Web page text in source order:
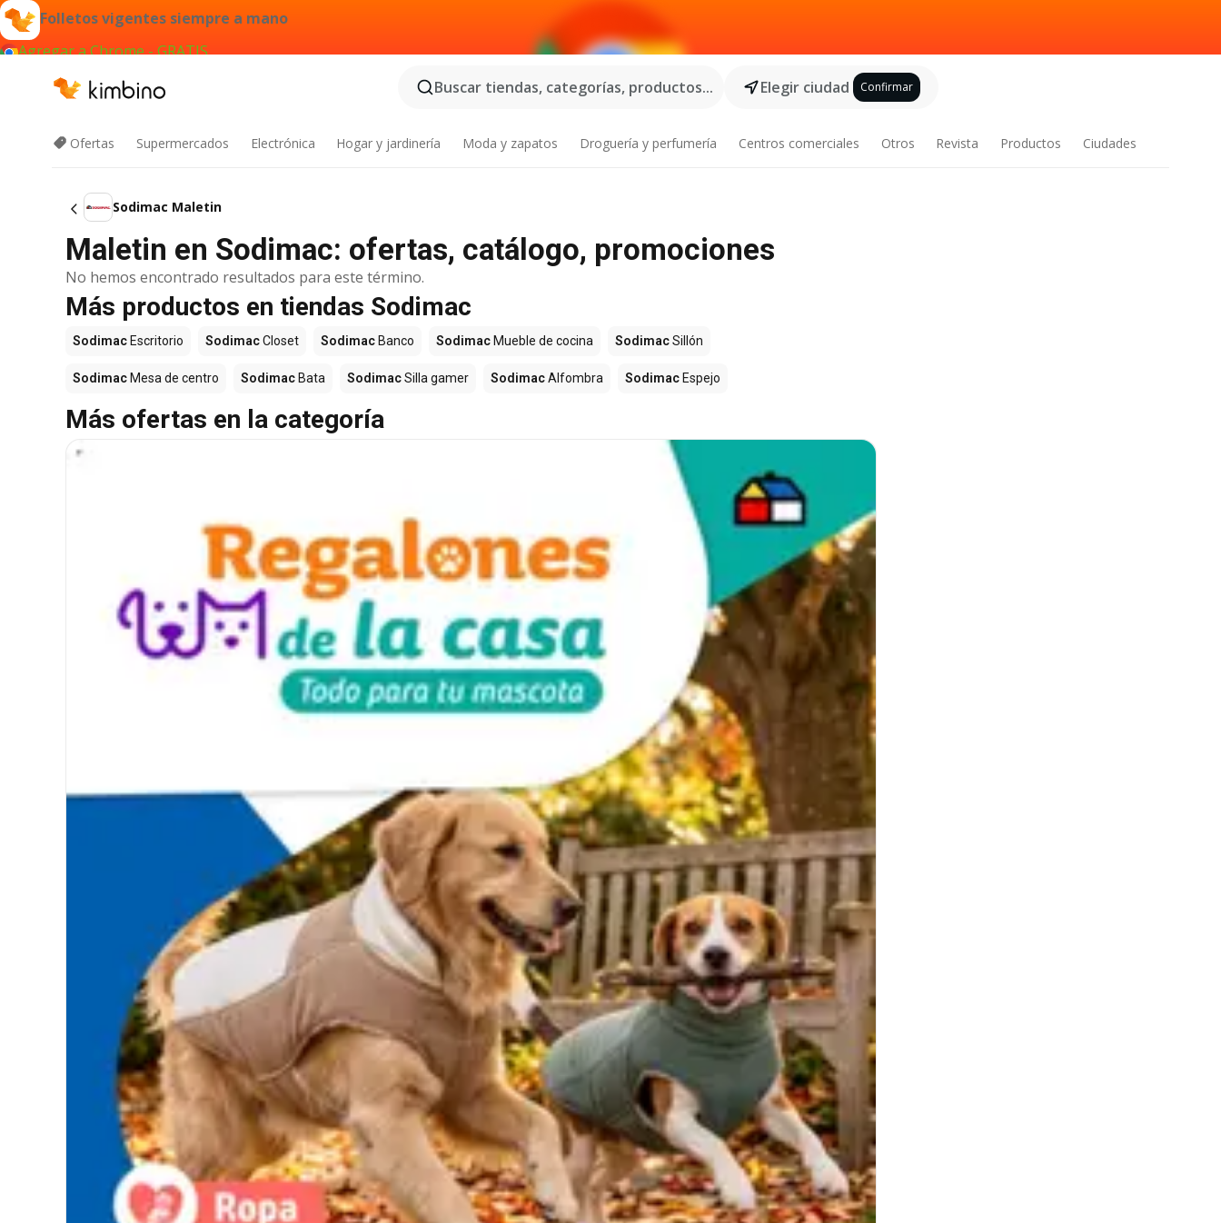
Folletos vigentes siempre a mano
Agregar a Chrome - GRATIS
Buscar tiendas, categorías, productos...
Elegir ciudad Confirmar
Ofertas Supermercados Electrónica Hogar y jardinería Moda y zapatos Droguería y perfumería Centros comerciales Otros Revista Productos Ciudades
Sodimac Maletin
Maletin en Sodimac: ofertas, catálogo, promociones
No hemos encontrado resultados para este término.
Más productos en tiendas Sodimac
Sodimac Escritorio SodimacCloset Sodimac Banco Sodimac Mueble de cocina SodimacSillón
Sodimac Mesa de centro Sodimac Bata SodimacSilla gamer SodimacAlfombra Sodimac Espejo
Más ofertas en la categoría